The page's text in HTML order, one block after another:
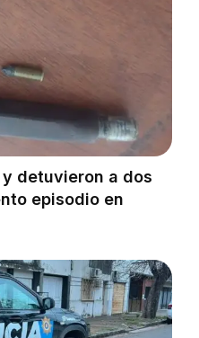
detuvieron a dos
episodio en